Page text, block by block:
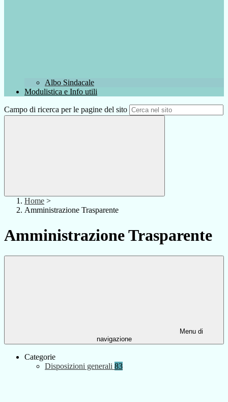
Albo Sindacale
Modulistica e Info utili
Campo di ricerca per le pagine del sito
Home >
Amministrazione Trasparente
Amministrazione Trasparente
Menu di
navigazione
Categorie
Disposizioni generali 83